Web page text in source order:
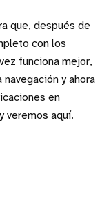
que, después de
con los
funciona mejor,
y ahora
en
veremos aquí.